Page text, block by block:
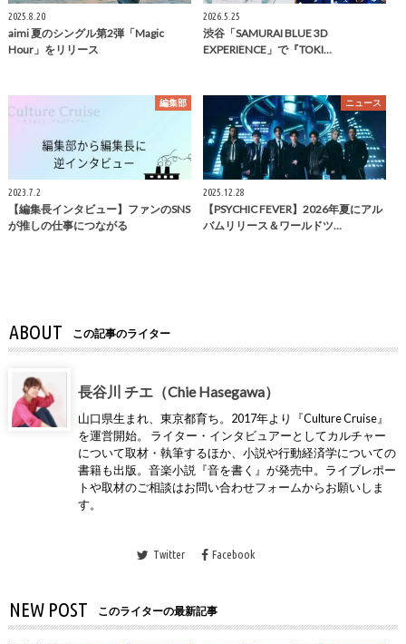
2025.8.20
aimi 夏のシングル第2弾「Magic
Hour」をリリース
2026.5.25
渋谷「SAMURAI BLUE 3D
EXPERIENCE」で『TOKI…
編集部
2023.7.2
【編集長インタビュー】ファンのSNS
が推しの仕事につながる
ニュース
2025.12.28
【PSYCHIC FEVER】2026年夏にアル
バムリリース＆ワールドツ…
ABOUT この記事のライター
長谷川 チエ（Chie Hasegawa）
山口県生まれ、東京都育ち。2017年より『Culture Cruise』
を運営開始。 ライター・インタビュアーとしてカルチャー
について取材・執筆するほか、小説や行動経済学についての
書籍も出版。音楽小説『音を書く』が発売中。ライブレポー
トや取材のご相談はお問い合わせフォームからお願いしま
す。
Twitter Facebook
NEW POST このライターの最新記事